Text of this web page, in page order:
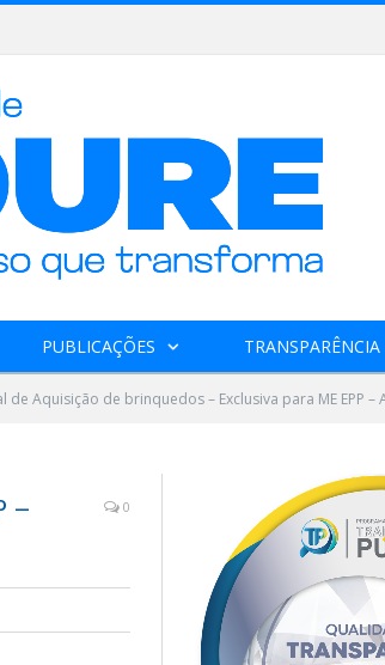
PUBLICAÇÕES TRANSPARÊNCIA
de Aquisição de brinquedos – Exclusiva para ME EPP –
–
0